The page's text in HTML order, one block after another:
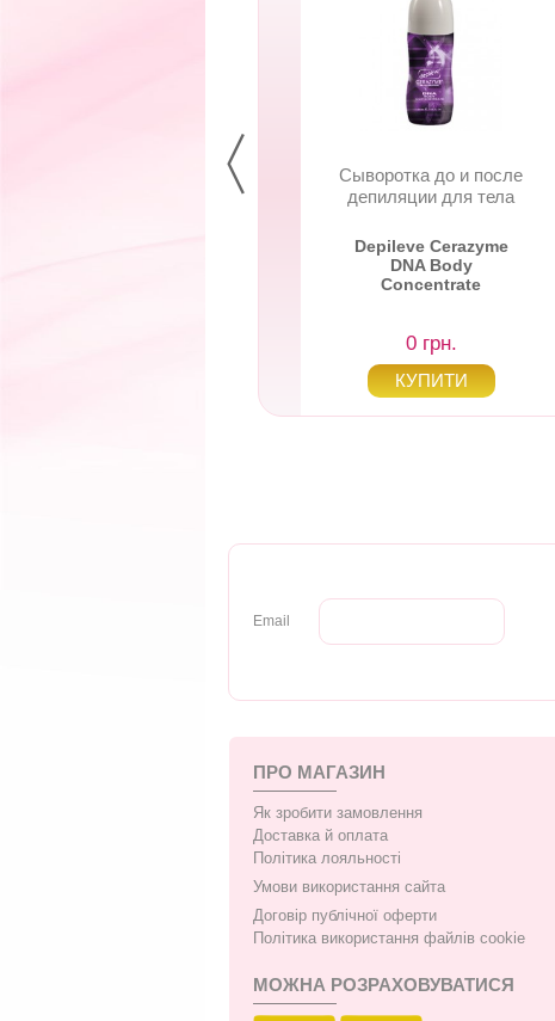
Сыворотка до и после
депиляции для тела
Depileve Cerazyme
DNA Body
Concentrate
0 грн.
Email
ПРО МАГАЗИН
Як зробити замовлення
Доставка й оплата
Політика лояльності
Умови використання сайта
Договір публічної оферти
Політика використання файлів cookie
МОЖНА РОЗРАХОВУВАТИСЯ